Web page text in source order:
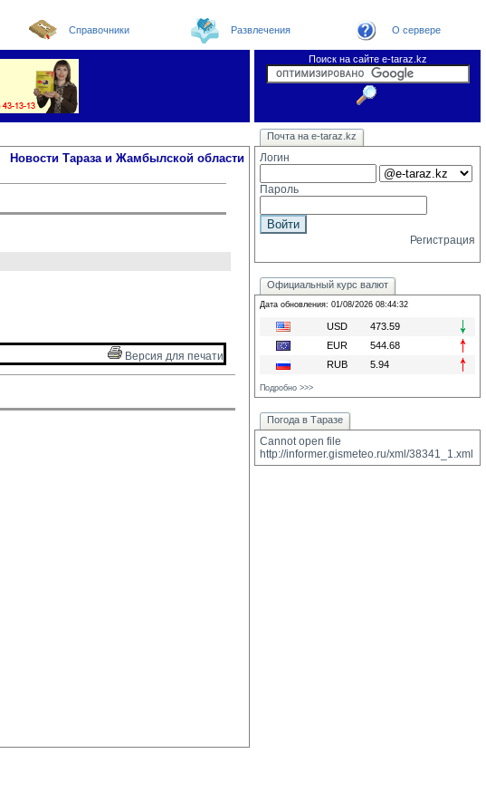
Справочники Развлечения О сервере
Поиск на сайте e-taraz.kz
Новости Погода в Таразе
Телефоный справочник
Видеоконференция
Новости e-taraz
Новости Тараза и Жамбылской области
Версия для печати
Почта на e-taraz.kz
Логин
Пароль
Регистрация
Официальный курс валют
Дата обновления: 01/08/2026 08:44:32
USD
473.59
EUR
544.68
RUB
5.94
Подробно >>>
Погода в Таразе
Cannot open file
http://informer.gismeteo.ru/xml/38341_1.xml